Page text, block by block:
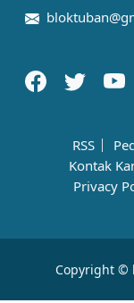
RSS
Kontak
Privacy
Copyright ©